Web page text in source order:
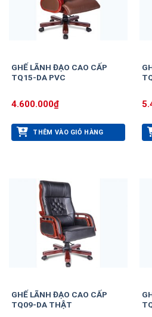
GHẾ LÃNH ĐẠO CAO CẤP
TQ15-DA PVC
4.600.000₫
THÊM VÀO GIỎ HÀNG
GHẾ LÃNH ĐẠO CAO CẤP
TQ09-DA THẬT